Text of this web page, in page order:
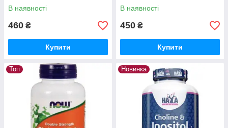
В наявності
460 ₴
Купити
В наявності
450 ₴
Купити
Топ Новинка